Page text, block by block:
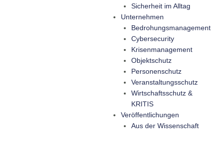
Sicherheit im Alltag
Unternehmen
Bedrohungsmanagement
Cybersecurity
Krisenmanagement
Objektschutz
Personenschutz
Veranstaltungsschutz
Wirtschaftsschutz &
KRITIS
Veröffentlichungen
Aus der Wissenschaft